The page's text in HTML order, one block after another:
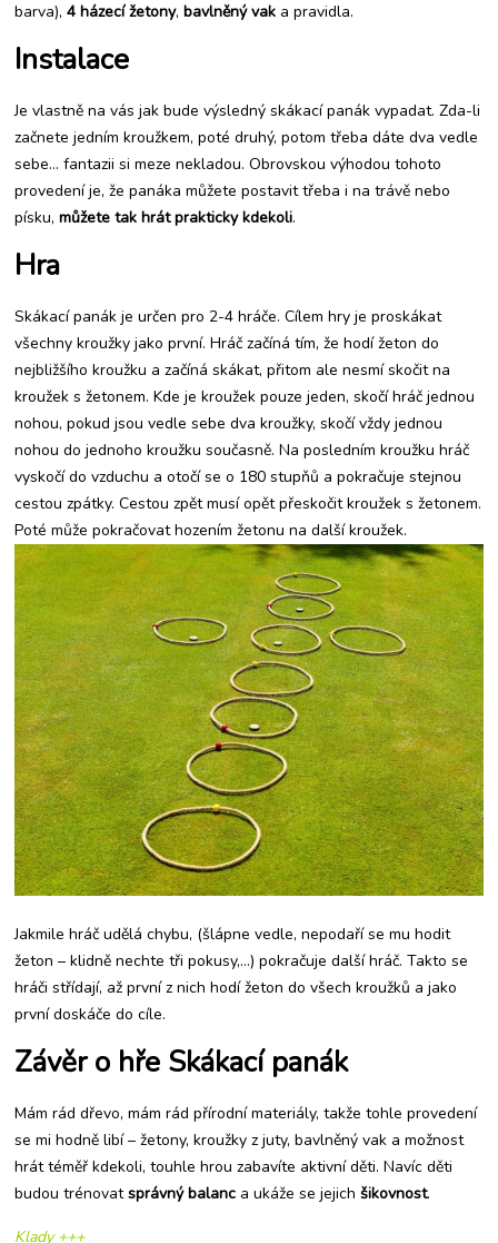
barva),4 házecí žetony,bavlněný vak a pravidla.
Instalace
Je vlastně na vás jak bude výsledný skákací panák vypadat. Zda-li
začnete jedním kroužkem, poté druhý, potom třeba dáte dva vedle
sebe… fantazii si meze nekladou. Obrovskou výhodou tohoto
provedení je, že panáka můžete postavit třeba i na trávě nebo
písku,můžete tak hrát prakticky kdekoli.
Hra
Skákací panák je určen pro 2-4 hráče. Cílem hry je proskákat
všechny kroužky jako první. Hráč začíná tím, že hodí žeton do
nejbližšího kroužku a začíná skákat, přitom ale nesmí skočit na
kroužek s žetonem. Kde je kroužek pouze jeden, skočí hráč jednou
nohou, pokud jsou vedle sebe dva kroužky, skočí vždy jednou
nohou do jednoho kroužku současně. Na posledním kroužku hráč
vyskočí do vzduchu a otočí se o 180 stupňů a pokračuje stejnou
cestou zpátky. Cestou zpět musí opět přeskočit kroužek s žetonem.
Poté může pokračovat hozením žetonu na další kroužek.
Jakmile hráč udělá chybu, (šlápne vedle, nepodaří se mu hodit
žeton – klidně nechte tři pokusy,…) pokračuje další hráč. Takto se
hráči střídají, až první z nich hodí žeton do všech kroužků a jako
první doskáče do cíle.
Závěr o hře Skákací panák
Mám rád dřevo, mám rád přírodní materiály, takže tohle provedení
se mi hodně libí – žetony, kroužky z juty, bavlněný vak a možnost
hrát téměř kdekoli, touhle hrou zabavíte aktivní děti. Navíc děti
budou trénovatsprávný balanc a ukáže se jejichšikovnost.
Klady +++